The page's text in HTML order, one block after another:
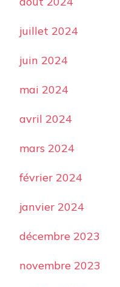
juillet 2024
juin 2024
mai 2024
avril 2024
mars 2024
février 2024
janvier 2024
décembre 2023
novembre 2023